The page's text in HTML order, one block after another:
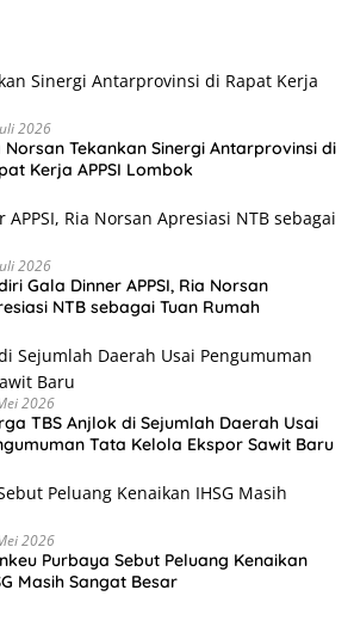
2026
Norsan Tekankan Sinergi Antarprovinsi di
Kerja APPSI Lombok
2026
Gala Dinner APPSI, Ria Norsan
NTB sebagai Tuan Rumah
2026
TBS Anjlok di Sejumlah Daerah Usai
Tata Kelola Ekspor Sawit Baru
2026
Purbaya Sebut Peluang Kenaikan
Masih Sangat Besar